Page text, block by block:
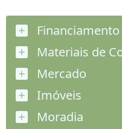
Financiamento
Materiais de
Mercado
Imóveis
Moradia